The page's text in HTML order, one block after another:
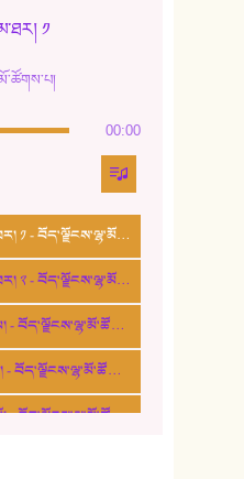
- ཕུར་བུ་རྣམ་རྒྱལ།
༡
00:00
1. ལྷ་གཞུང་རྣམ་ཐར། ༡ - བོད་ལྗོངས་ལྷ་མོ་ཚོགས་པ།
2. ལྷ་གཞུང་རྣམ་ཐར། ༢ - བོད་ལྗོངས་ལྷ་མོ་ཚོགས་པ།
3. གཟུགས་ཀྱི་ཉི་མ། - བོད་ལྗོངས་ལྷ་མོ་ཚོགས་པ།
4. པདྨ་འོད་འབར། - བོད་ལྗོངས་ལྷ་མོ་ཚོགས་པ།
5. འགྲོ་བ་བཟང་མོ། - བོད་ལྗོངས་ལྷ་མོ་ཚོགས་པ།